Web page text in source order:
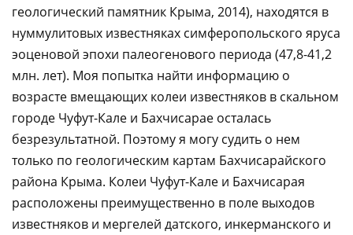
геологический памятник Крыма, 2014), находятся в
нуммулитовых известняках симферопольского яруса
эоценовой эпохи палеогенового периода (47,8-41,2
млн. лет). Моя попытка найти информацию о
возрасте вмещающих колеи известняков в скальном
городе Чуфут-Кале и Бахчисарае осталась
безрезультатной. Поэтому я могу судить о нем
только по геологическим картам Бахчисарайского
района Крыма. Колеи Чуфут-Кале и Бахчисарая
расположены преимущественно в поле выходов
известняков и мергелей датского, инкерманского и